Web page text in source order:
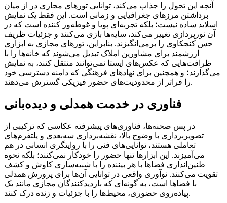
آنچه این تحول را جذاب می‌کند، توانایی تورهای مجازی در از میان
برداشتن مرزهای جغرافیایی و زمانی است. این فقط یک نمایش
اسلاید ساده نیست؛ بلکه تجربه‌ای پویا و غوطه‌ور کننده است که در
آن نورپردازی تغییر می‌کند، سایه‌ها بازی می‌کنند و جزئیات ظریف
حس کنجکاوی را برمی‌انگیزند. بنابراین، تورهای مجازی به ابزاری
ارزشمند برای مشاورین املاک تبدیل می‌شوند که خانه‌ها را با
ظرافت‌هایی که عکس‌های ایستا نمی‌توانند منتقل کنند، به نمایش
می‌گذارند؛ و همچنین برای نهادهای فرهنگی که دامنه دسترسی خود
را فراتر از محدودیت‌های حضور فیزیکی گسترش می‌دهند.
فناوری در خدمت همدلی و دیده‌بانی
در پس صحنه‌ها، فناوری‌های پیشرفته عکاسی که ترکیبی از
تصویربرداری با وضوح بالا، نقشه‌برداری سه‌بعدی و پلتفرم‌های
تعاملی هستند، توانایی‌های فنی را با روایتگری انسانی در هم
می‌آمیزند. این ابزارها تنها حضور را خودکار نمی‌کنند؛ بلکه نحوه
طنین‌اندازی فضاها با هر بیننده را با شبیه‌سازی کاوش و کشف
تقویت می‌کنند. نوآوری واقعی در توانایی آن‌ها برای پرورش همدلی
با فضاها است، به گونه‌ای که بازدیدکنندگان مجازی مانند یک
پیاده‌روی حضوری، محیط‌ها را با جزئیات و زنده درک کنند.